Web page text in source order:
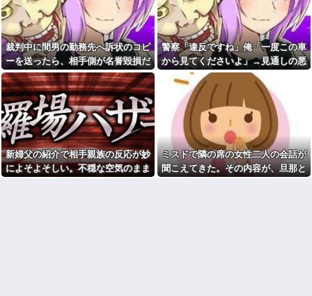
してくれないの…」→猫が激し
く怒り続ける理由を聞いて驚
き…
お釣りで貰った3000円に異臭
がついてる。財布の中に臭いが
ついてとれない
トメ「あなたは子ども1人だか
ら楽よね」義弟嫁「私さんとは
違うから」→何度も比べられ続
け、ついに我慢の限界を迎え
て…
DVで離婚した人が会社にい
る。すると、上司がその人を離
婚前の名字で呼んでしまって...
派遣「勤務態度悪いので一旦
シフト未定にしますね」俺「じ
はお前だけだから我慢しろ」←
はぁ？！
中学の夏休みに友達と新聞配
達バイト開始。初日に公園で凄
惨な第一発見者になり即辞め…
しかし夏休み最終日、バイトを
続けた友人の身に起きた「更な
る悲劇」←このバイト先、呪わ
れすぎだろ他
私は部活も委員会も趣味活動
もあり、友人は多かった。現在
も信頼できる友人がいる。しか
し、叔母はずっと「私ちゃんは
友達いないでしょ」と否定して
きて… → 衝撃の理由
トメ「私ちゃんコレ知って
る？やってあげるね」「『秘』
裁判中に間男の勤務先へ訴状のコピ
ーを送ったら、相手側が名誉毀損だ
と猛反発。裁判官までロを挟む事態
になって…
警察「違反ですね」俺「一度この車
から見てくださいよ」→見通しの悪
い交差点で揉めた結果、まさかの展
開に…
新婦父の紹介で相手親族の反応が妙
によそよそしい。不穏な空気のまま
ミスドで隣の席の女性二人の会話が
聞こえてきた。その内容が、旦那と